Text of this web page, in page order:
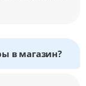
в магазин?